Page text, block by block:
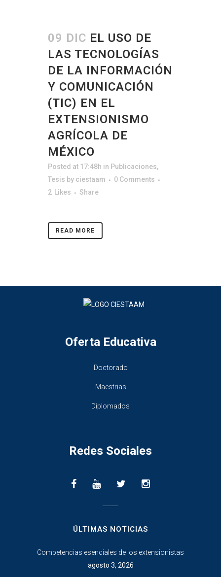
09 DIC EL USO DE
LAS TECNOLOGÍAS
DE LA INFORMACIÓN
Y COMUNICACIÓN
(TIC) EN EL
EXTENSIONISMO
AGRÍCOLA DE
MÉXICO
Posted at 17:48h in Publicaciones,
Tesis by ciestaam
0 Comments
2 Likes Share
READ MORE
Oferta Educativa
Doctorado
Maestrias
Diplomados
Redes Sociales
ÚLTIMAS NOTICIAS
Competencias esenciales de los extensionistas
agosto 3, 2026